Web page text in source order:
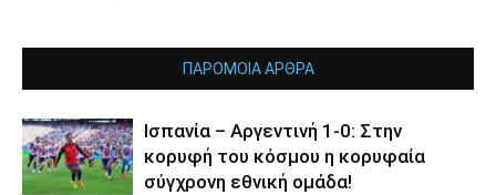
ΠΑΡΟΜΟΙΑ ΑΡΘΡΑ
Ισπανία – Αργεντινή 1-0: Στην
κορυφή του κόσμου η κορυφαία
σύγχρονη εθνική ομάδα!